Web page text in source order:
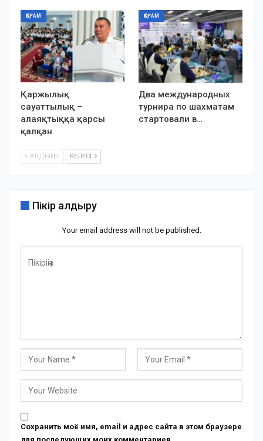
ҚОҒАМ
Қаржылық
сауаттылық –
алаяқтыққа қарсы
қалқан
ҚОҒАМ
Два международных
турнира по шахматам
стартовали в…
АЛДЫҢҒЫ КЕЛЕСІ
Пікір қалдыру
Your email address will not be published.
Сохранить моё имя, email и адрес сайта в этом браузере
для последующих моих комментариев.